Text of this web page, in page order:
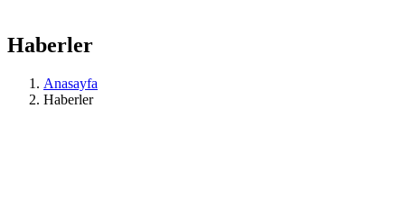
Haberler
Anasayfa
Haberler